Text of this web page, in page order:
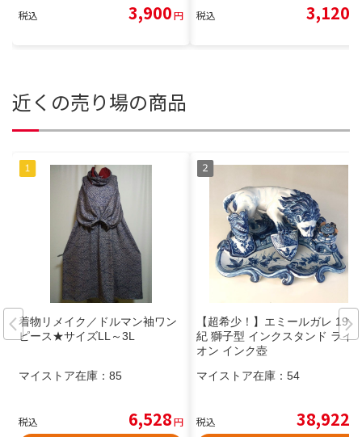
税込 3,900円 税込 3,120
近くの売り場の商品
着物リメイク／ドルマン袖ワン
ピース★サイズLL～3L
マイストア在庫： 85
税込 6,528円
【超希少！】エミールガレ 19世
紀 獅子型 インクスタンド ライ
オン インク壺
マイストア在庫： 54
税込 38,922